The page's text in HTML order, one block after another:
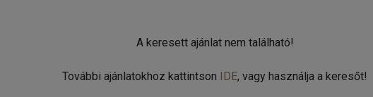
A keresett ajánlat nem található!
További ajánlatokhoz kattintson IDE, vagy használja a keresőt!